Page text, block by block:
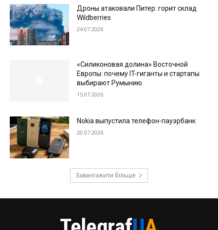
Дроны атаковали Питер: горит склад
Wildberries
24.07.2026
«Силиконовая долина» Восточной
Европы: почему IT-гиганты и стартапы
выбирают Румынию
15.07.2026
Nokia выпустила телефон-пауэрбанк
20.07.2026
Завантажити більше